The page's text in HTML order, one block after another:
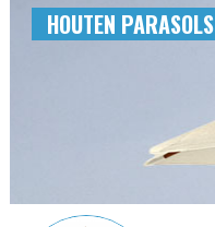
HOUTEN PARASOLS